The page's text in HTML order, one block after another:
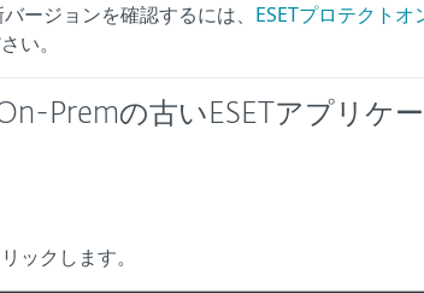
ージョンを確認するには、 ESETプロテクトオ
い。
Premの古いESETアプリケ
ックします。